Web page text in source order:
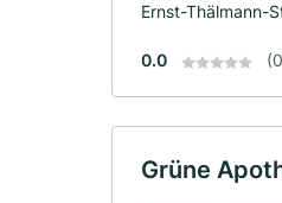
Ernst-Thälmann-
0.0
Grüne